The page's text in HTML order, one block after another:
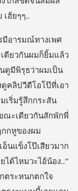
เริ่มรู้สึกกระสัน
ณะเดียวกันสักพักพี่
กกหูของผม
นแข็งโป๊เสียวมาก
ได